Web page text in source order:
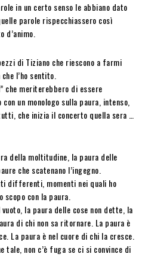
in un certo senso le abbiano dato
parole rispecchiassero così
di Tiziano che riescono a farmi
l’ho sentito.
che meriterebbero di essere
un monologo sulla paura, intenso,
che inizia il concerto quella sera …
della moltitudine, la paura delle
che scatenano l’ingegno.
differenti, momenti nei quali ho
con la paura.
la paura delle cose non dette, la
di chi non sa ritornare. La paura è
La paura è nel cuore di chi la cresce.
tale, non c’è fuga se ci si convince di